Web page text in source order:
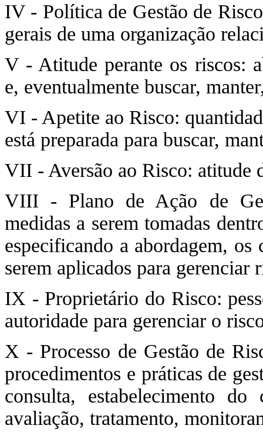
IV - Política de Gestão de
gerais de uma organização
V - Atitude perante os riscos:
e, eventualmente buscar,
VI - Apetite ao Risco:
está preparada para buscar,
VII - Aversão ao Risco: atitude
VIII - Plano de Ação de
medidas a serem tomadas
especificando a abordagem, os
serem aplicados para gerenciar
IX - Proprietário do Risco:
autoridade para gerenciar o
X - Processo de Gestão de
procedimentos e práticas de
consulta, estabelecimento
avaliação, tratamento,